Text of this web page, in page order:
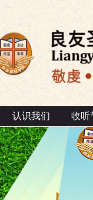
认识我们 收听